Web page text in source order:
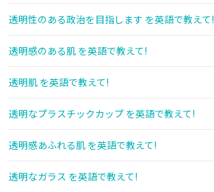
透明性のある政治を目指します を英語で教えて!
透明感のある肌 を英語で教えて!
透明肌 を英語で教えて!
透明なプラスチックカップ を英語で教えて!
透明感あふれる肌 を英語で教えて!
透明なガラス を英語で教えて!